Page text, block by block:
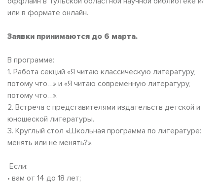
или в формате онлайн.
Заявки принимаются до 6 марта.
В программе:
1. Работа секций «Я читаю классическую литературу,
потому что…» и «Я читаю современную литературу,
потому что…».
2. Встреча с представителями издательств детской и
юношеской литературы.
3. Круглый стол «Школьная программа по литературе:
менять или не менять?».
Если:
• вам от 14 до 18 лет;